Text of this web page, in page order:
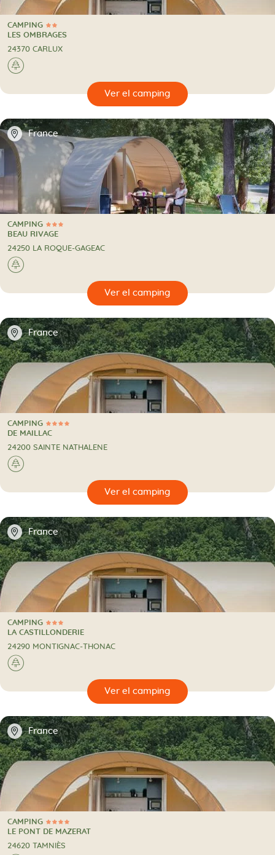
2 Estrellas
CAMPING
CAMPING
LES OMBRAGES
24370 CARLUX
🌲
🔍
📍 France
3 Estrellas
CAMPING
CAMPING
BEAU RIVAGE
24250 LA ROQUE-GAGEAC
🌲
🔍
📍 France
4 Estrellas
CAMPING
CAMPING
DE MAILLAC
24200 SAINTE NATHALENE
🌲
🔍
📍 France
3 Estrellas
CAMPING
CAMPING
LA CASTILLONDERIE
24290 MONTIGNAC-THONAC
🌲
🔍
📍 France
4 Estrellas
CAMPING
CAMPING
LE PONT DE MAZERAT
24620 TAMNIÈS